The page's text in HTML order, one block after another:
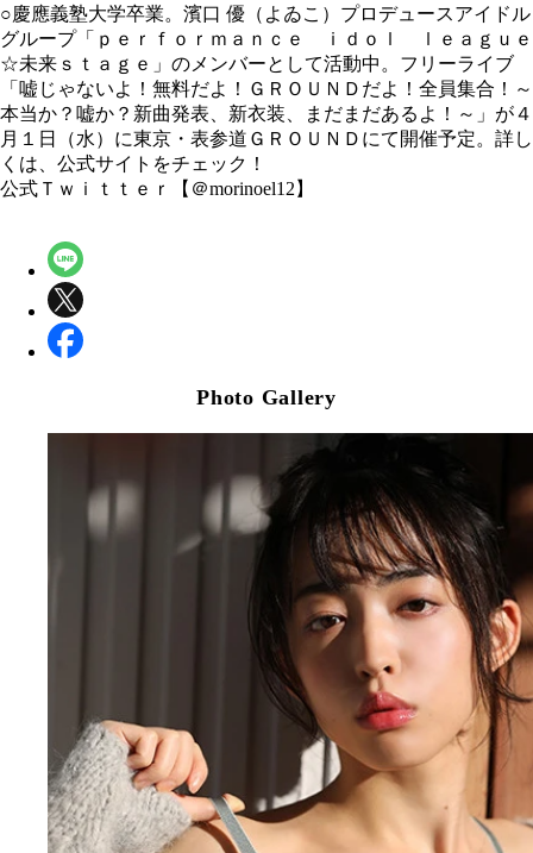
○慶應義塾大学卒業。濱口 優（よゐこ）プロデュースアイドル
グループ「ｐｅｒｆｏｒｍａｎｃｅ ｉｄｏｌ ｌｅａｇｕｅ
☆未来ｓｔａｇｅ」のメンバーとして活動中。フリーライブ
「嘘じゃないよ！無料だよ！ＧＲＯＵＮＤだよ！全員集合！～
本当か？嘘か？新曲発表、新衣装、まだまだあるよ！～」が４
月１日（水）に東京・表参道ＧＲＯＵＮＤにて開催予定。詳し
くは、公式サイトをチェック！
公式Ｔｗｉｔｔｅｒ【＠morinoel12】
Photo Gallery